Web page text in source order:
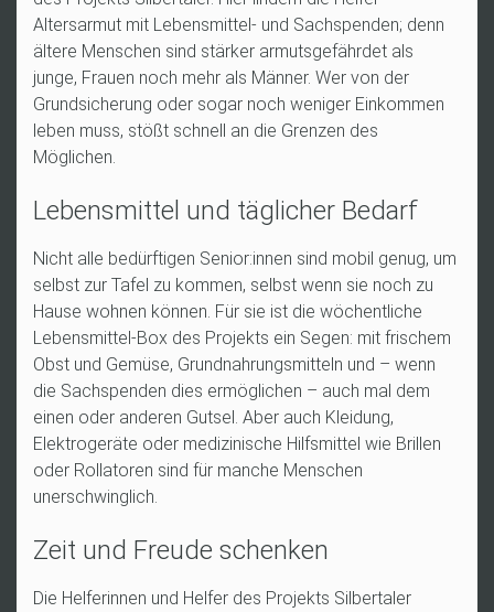
Altersarmut mit Lebensmittel- und Sachspenden; denn
ältere Menschen sind stärker armutsgefährdet als
junge, Frauen noch mehr als Männer. Wer von der
Grundsicherung oder sogar noch weniger Einkommen
leben muss, stößt schnell an die Grenzen des
Möglichen.
Lebensmittel und täglicher Bedarf
Nicht alle bedürftigen Senior:innen sind mobil genug, um
selbst zur Tafel zu kommen, selbst wenn sie noch zu
Hause wohnen können. Für sie ist die wöchentliche
Lebensmittel-Box des Projekts ein Segen: mit frischem
Obst und Gemüse, Grundnahrungsmitteln und – wenn
die Sachspenden dies ermöglichen – auch mal dem
einen oder anderen Gutsel. Aber auch Kleidung,
Elektrogeräte oder medizinische Hilfsmittel wie Brillen
oder Rollatoren sind für manche Menschen
unerschwinglich.
Zeit und Freude schenken
Die Helferinnen und Helfer des Projekts Silbertaler